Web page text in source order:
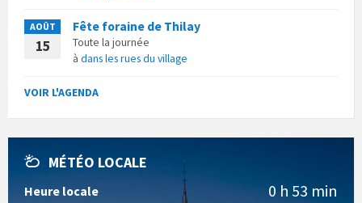
AOÛT
15
Fête foraine de Thilay
Toute la journée
à dans les rues du village
VOIR L'AGENDA
MÉTÉO LOCALE
Heure locale 0 h 53 min